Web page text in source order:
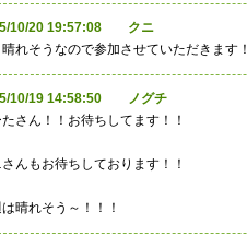
10/20 19:57:08 クニ
れそうなので参加させていただきます！
10/19 14:58:50 ノグチ
さん！！お待ちしてます！！
んもお待ちしております！！
晴れそう～！！！